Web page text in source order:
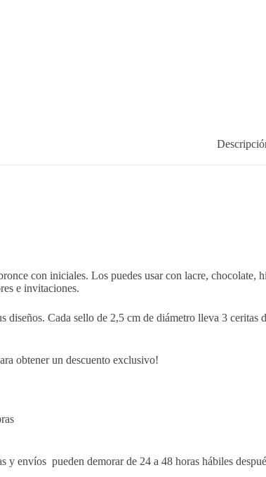
con iniciales. Los puedes usar con lacre, chocolate,
e invitaciones.
diseños. Cada sello de 2,5 cm de diámetro lleva 3 ceritas
obtener un descuento exclusivo!
y envíos pueden demorar de 24 a 48 horas hábiles